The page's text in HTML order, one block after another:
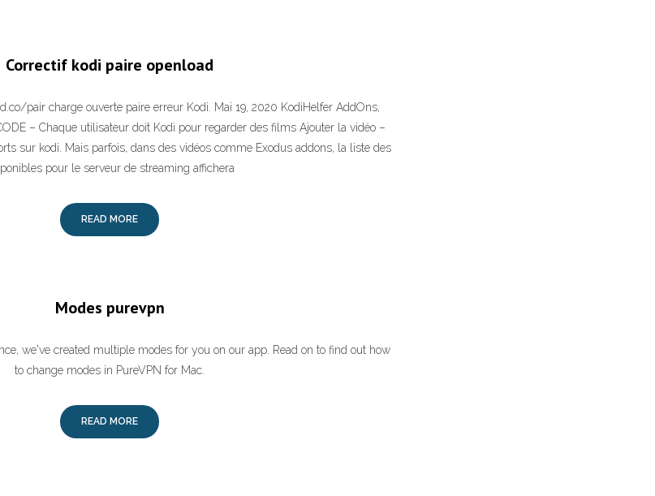
Correctif kodi paire openload
pair charge ouverte paire erreur Kodi. Mai 19, 2020 KodiHelfer AddOns,
– Chaque utilisateur doit Kodi pour regarder des films Ajouter la vidéo –
sur kodi. Mais parfois, dans des vidéos comme Exodus addons, la liste des
pour le serveur de streaming affichera
READ MORE
Modes purevpn
we've created multiple modes for you on our app. Read on to find out how
to change modes in PureVPN for Mac.
READ MORE